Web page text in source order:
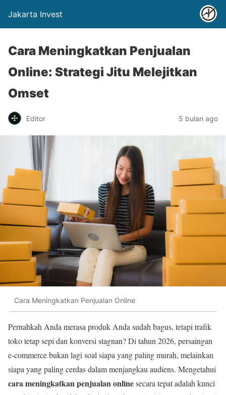
Jakarta Invest
Cara Meningkatkan Penjualan
Online: Strategi Jitu Melejitkan
Omset
Editor 5 bulan ago
Cara Meningkatkan Penjualan Online
Pernahkah Anda merasa produk Anda sudah bagus, tetapi trafik
toko tetap sepi dan konversi stagnan? Di tahun 2026, persaingan
e-commerce bukan lagi soal siapa yang paling murah, melainkan
siapa yang paling cerdas dalam menjangkau audiens. Mengetahui
cara meningkatkan penjualan onlinesecara tepat adalah kunci